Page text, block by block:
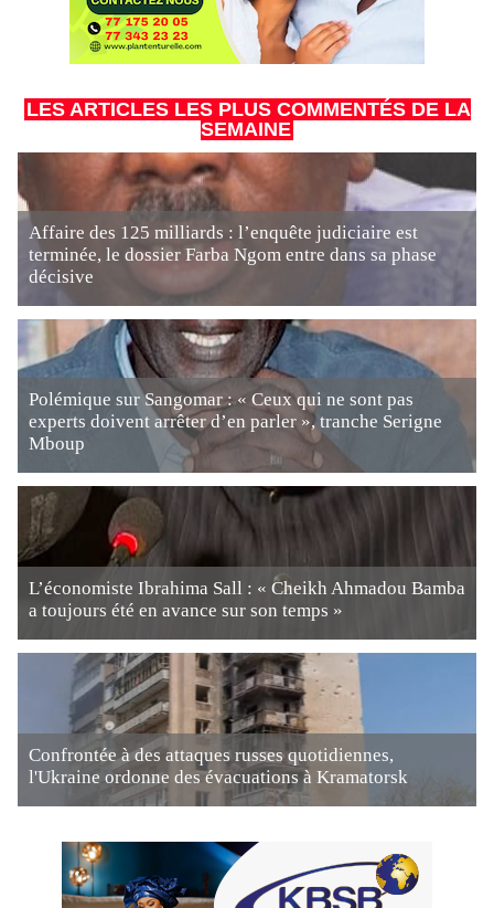
LES ARTICLES LES PLUS COMMENTÉS DE LA
SEMAINE
Affaire des 125 milliards : l’enquête judiciaire est
terminée, le dossier Farba Ngom entre dans sa phase
décisive
Polémique sur Sangomar : « Ceux qui ne sont pas
experts doivent arrêter d’en parler », tranche Serigne
Mboup
L’économiste Ibrahima Sall : « Cheikh Ahmadou Bamba
a toujours été en avance sur son temps »
Confrontée à des attaques russes quotidiennes,
l'Ukraine ordonne des évacuations à Kramatorsk